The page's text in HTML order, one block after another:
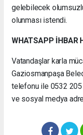
gelebilecek
olunması istendi.
WHATSAPP İHBAR
Vatandaşlar karla
Gaziosmanpaşa
telefonu ile 0532 205
ve sosyal medya